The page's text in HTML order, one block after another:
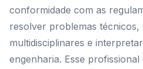
conformidade com as
resolver problemas
multidisciplinares e
engenharia. Esse